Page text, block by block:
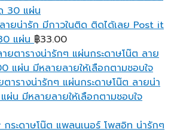
ายน่ารัก มีกาวในติด ติดได้เลย Post it
แผ่น ฿33.00
ตารางน่ารักๆ แผ่นกระดาษโน๊ต ลายน่า
น มีหลายลายให้เลือกตามชอบใจ
กระดาษโน๊ต แพลนเนอร์ โพสอิท น่ารักๆ